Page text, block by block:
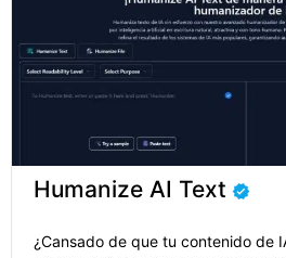
Humanize AI Text
¿Cansado de que tu contenido de